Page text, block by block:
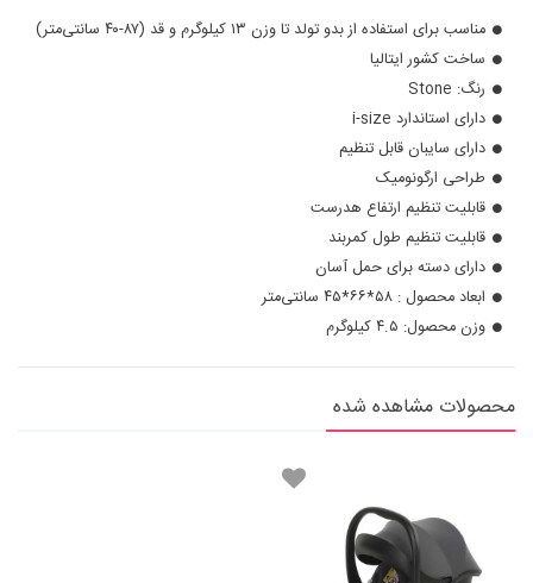
مناسب برای استفاده از بدو تولد تا وزن ۱۳ کیلوگرم و قد (۸۷-۴۰ سانتی‌متر)
ساخت کشور ایتالیا
رنگ: Stone
دارای استاندارد i-size
دارای سایبان قابل تنظیم
طراحی ارگونومیک
قابلیت تنظیم ارتفاع هدرست
قابلیت تنظیم طول کمربند
دارای دسته برای حمل آسان
ابعاد محصول : ۵۸*۶۶*۴۵ سانتی‌متر
وزن محصول: ۴.۵ کیلوگرم
محصولات مشاهده شده